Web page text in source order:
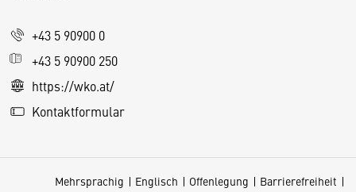
+43 5 90900 0
+43 5 90900 250
https://wko.at/
Kontaktformular
Mehrsprachig Englisch Offenlegung
Barrierefreiheit
s
e
S
e